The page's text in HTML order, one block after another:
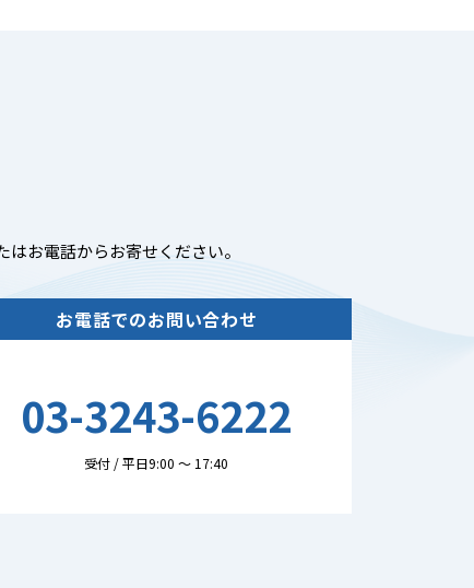
お電話からお寄せください。
お電話でのお問い合わせ
03-3243-6222
受付 / 平日9:00 ～ 17:40